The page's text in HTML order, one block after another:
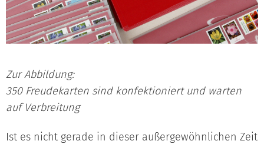
Zur Abbildung:
350 Freudekarten sind konfektioniert und warten
auf Verbreitung
Ist es nicht gerade in dieser außergewöhnlichen Zeit